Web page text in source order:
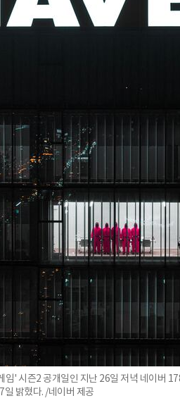
임' 시즌2 공개일인 지난 26일 저녁 네이버
밝혔다. /네이버 제공